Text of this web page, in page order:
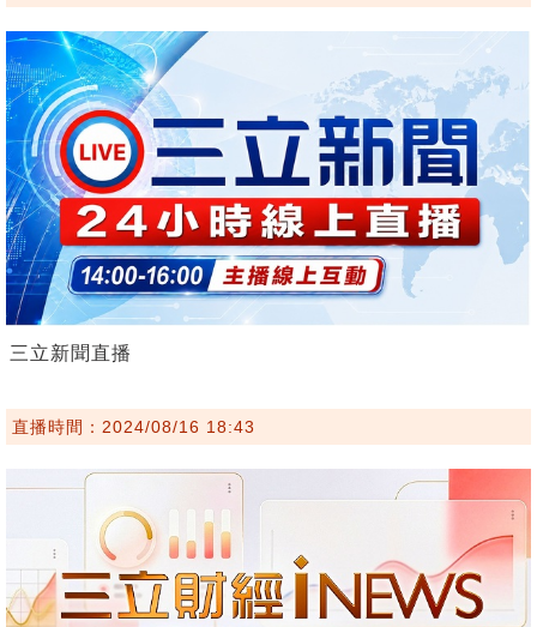
三立新聞直播
直播時間：2024/08/16 18:43